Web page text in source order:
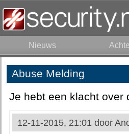
Nieuws
Abuse Melding
Je hebt een klacht over
12-11-2015, 21:01 door